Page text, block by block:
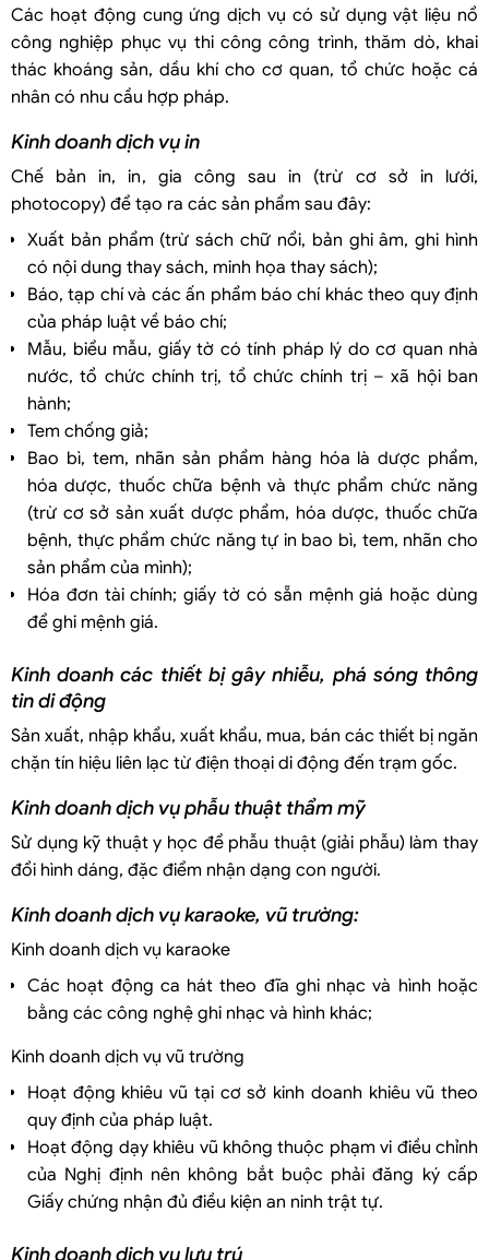
Các hoạt động cung ứng dịch vụ có sử dụng vật liệu nổ
công nghiệp phục vụ thi công công trình, thăm dò, khai
thác khoáng sản, dầu khí cho cơ quan, tổ chức hoặc cá
nhân có nhu cầu hợp pháp.
Kinh doanh dịch vụ in
Chế bản in, in, gia công sau in (trừ cơ sở in lưới,
photocopy) để tạo ra các sản phẩm sau đây:
Xuất bản phẩm (trừ sách chữ nổi, bản ghi âm, ghi hình
có nội dung thay sách, minh họa thay sách);
Báo, tạp chí và các ấn phẩm báo chí khác theo quy định
của pháp luật về báo chí;
Mẫu, biểu mẫu, giấy tờ có tính pháp lý do cơ quan nhà
nước, tổ chức chính trị, tổ chức chính trị – xã hội ban
hành;
Tem chống giả;
Bao bì, tem, nhãn sản phẩm hàng hóa là dược phẩm,
hóa dược, thuốc chữa bệnh và thực phẩm chức năng
(trừ cơ sở sản xuất dược phẩm, hóa dược, thuốc chữa
bệnh, thực phẩm chức năng tự in bao bì, tem, nhãn cho
sản phẩm của mình);
Hóa đơn tài chính; giấy tờ có sẵn mệnh giá hoặc dùng
để ghi mệnh giá.
Kinh doanh các thiết bị gây nhiễu, phá sóng thông
tin di động
Sản xuất, nhập khẩu, xuất khẩu, mua, bán các thiết bị ngăn
chặn tín hiệu liên lạc từ điện thoại di động đến trạm gốc.
Kinh doanh dịch vụ phẫu thuật thẩm mỹ
Sử dụng kỹ thuật y học để phẫu thuật (giải phẫu) làm thay
đổi hình dáng, đặc điểm nhận dạng con người.
Kinh doanh dịch vụ karaoke, vũ trường:
Kinh doanh dịch vụ karaoke
Các hoạt động ca hát theo đĩa ghi nhạc và hình hoặc
bằng các công nghệ ghi nhạc và hình khác;
Kinh doanh dịch vụ vũ trường
Hoạt động khiêu vũ tại cơ sở kinh doanh khiêu vũ theo
quy định của pháp luật.
Hoạt động dạy khiêu vũ không thuộc phạm vi điều chỉnh
của Nghị định nên không bắt buộc phải đăng ký cấp
Giấy chứng nhận đủ điều kiện an ninh trật tự.
Kinh doanh dịch vụ lưu trú